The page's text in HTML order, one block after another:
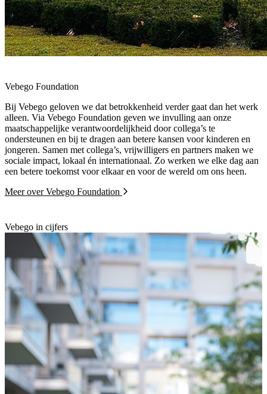
Vebego Foundation
Bij Vebego geloven we dat betrokkenheid verder gaat dan het werk
alleen. Via Vebego Foundation geven we invulling aan onze
maatschappelijke verantwoordelijkheid door collega’s te
ondersteunen en bij te dragen aan betere kansen voor kinderen en
jongeren. Samen met collega’s, vrijwilligers en partners maken we
sociale impact, lokaal én internationaal. Zo werken we elke dag aan
een betere toekomst voor elkaar en voor de wereld om ons heen.
Meer over Vebego Foundation
Vebego in cijfers